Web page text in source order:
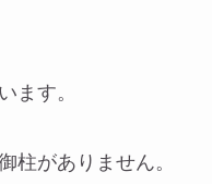
ます。
柱がありません。